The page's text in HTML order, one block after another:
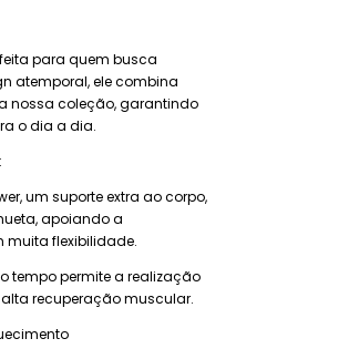
para quem busca
atemporal, ele combina
nossa coleção, garantindo
o dia a dia.
um suporte extra ao corpo,
apoiando a
muita flexibilidade.
tempo permite a realização
recuperação muscular.